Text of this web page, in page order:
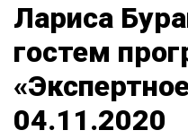
Лариса
гостем
04.11.2020